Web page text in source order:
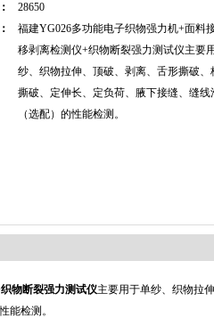
28650
福建YG026多功能电子织物强力机+面料
移剥离检测仪+织物断裂强力测试仪主要
纱、织物拉伸、顶破、剥离、舌形撕破、
撕破、定伸长、定负荷、腋下接缝、缝线
（选配）的性能检测。
物断裂强力测试仪主要用于单纱、织物拉
能检测。